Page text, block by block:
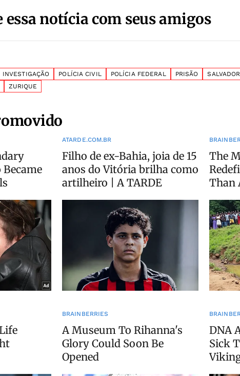
notícia com seus amigos
INVESTIGAÇÃO POLÍCIA CIVIL POLÍCIA FEDERAL PRISÃO SALVADOR
ZURIQUE